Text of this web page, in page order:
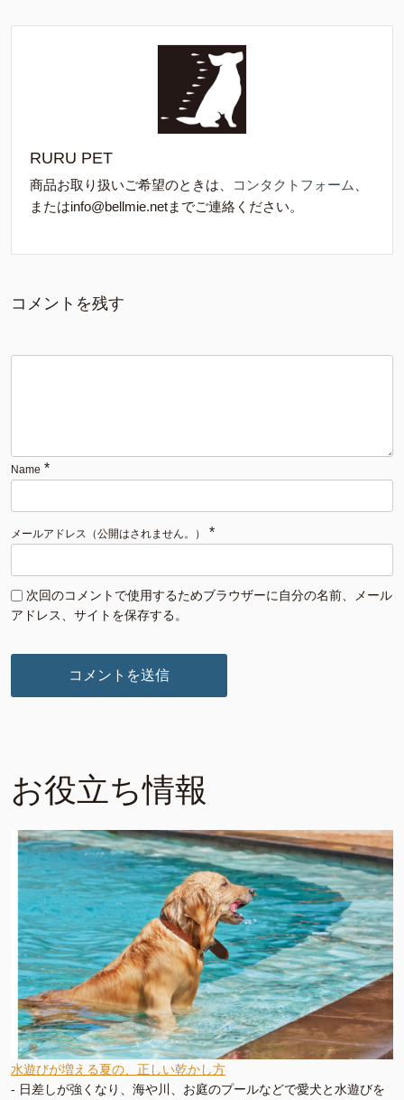
RURU PET
商品お取り扱いご希望のときは、 コンタクトフォーム
またはinfo@bellmie.netまでご連絡ください。
コメントを残す
Name *
メールアドレス（公開はされません。） *
次回のコメントで使用するためブラウザーに自分の名前、メール
アドレス、サイトを保存する。
お役立ち情報
水遊びが増える夏の、正しい乾かし方
- 日差しが強くなり、海や川、お庭のプールなどで愛犬と水遊びを